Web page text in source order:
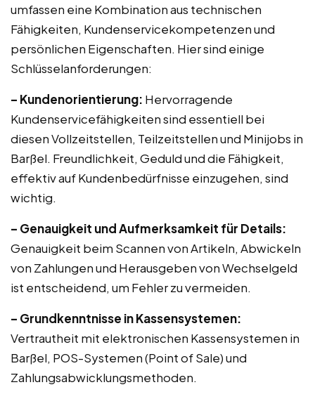
umfassen eine Kombination aus technischen
Fähigkeiten, Kundenservicekompetenzen und
persönlichen Eigenschaften. Hier sind einige
Schlüsselanforderungen:
– Kundenorientierung: Hervorragende
Kundenservicefähigkeiten sind essentiell bei
diesen Vollzeitstellen, Teilzeitstellen und Minijobs in
Barßel. Freundlichkeit, Geduld und die Fähigkeit,
effektiv auf Kundenbedürfnisse einzugehen, sind
wichtig.
– Genauigkeit und Aufmerksamkeit für Details:
Genauigkeit beim Scannen von Artikeln, Abwickeln
von Zahlungen und Herausgeben von Wechselgeld
ist entscheidend, um Fehler zu vermeiden.
– Grundkenntnisse in Kassensystemen:
Vertrautheit mit elektronischen Kassensystemen in
Barßel, POS-Systemen (Point of Sale) und
Zahlungsabwicklungsmethoden.